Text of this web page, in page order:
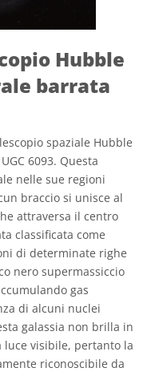
Hubble
barrata
spaziale Hubble
6093. Questa
nelle sue regioni
braccio si unisce al
attraversa il centro
classificata come
di determinate righe
nero supermassiccio
gas
di alcuni nuclei
galassia non brilla in
visibile, pertanto la
riconoscibile da